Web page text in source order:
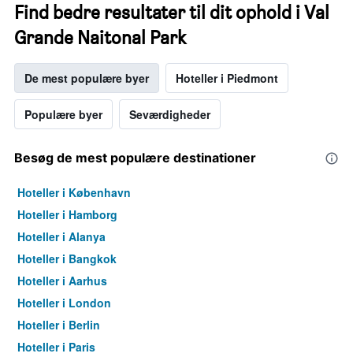
Find bedre resultater til dit ophold i Val
Grande Naitonal Park
De mest populære byer Hoteller i Piedmont
Populære byer Seværdigheder
Besøg de mest populære destinationer
Hoteller i København
Hoteller i Hamborg
Hoteller i Alanya
Hoteller i Bangkok
Hoteller i Aarhus
Hoteller i London
Hoteller i Berlin
Hoteller i Paris